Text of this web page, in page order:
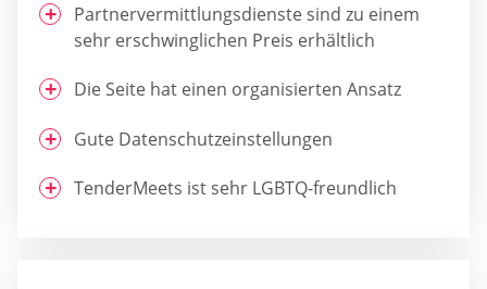
Partnervermittlungsdienste sind zu einem
sehr erschwinglichen Preis erhältlich
Die Seite hat einen organisierten Ansatz
Gute Datenschutzeinstellungen
TenderMeets ist sehr LGBTQ-freundlich